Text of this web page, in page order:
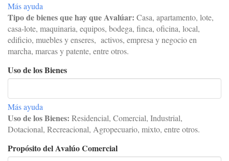
Más ayuda
Tipo de bienes que hay que Avalúar: Casa, apartamento, lote,
casa-lote, maquinaria, equipos, bodega, finca, oficina, local,
edificio, muebles y enseres, activos, empresa y negocio en
marcha, marcas y patente, entre otros.
Uso de los Bienes
Más ayuda
Uso de los Bienes: Residencial, Comercial, Industrial,
Dotacional, Recreacional, Agropecuario, mixto, entre otros.
Propósito del Avalúo Comercial